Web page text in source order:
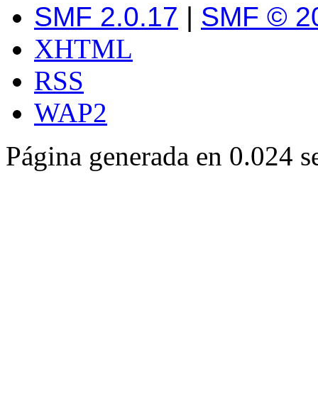
SMF 2.0.17 | SMF ©
XHTML
RSS
WAP2
Página generada en 0.024